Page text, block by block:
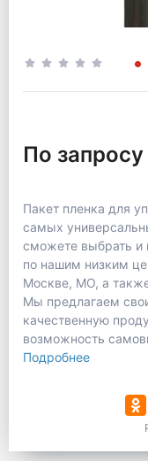
По запросу
Пакет пленка для
самых
сможете выбрать и
по нашим низким
Москве, МО, а
Мы предлагаем
качественную
возможность
Подробнее